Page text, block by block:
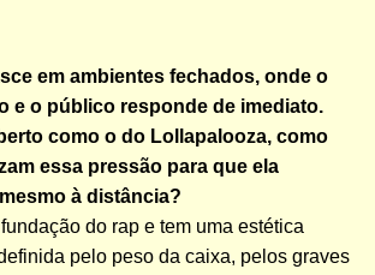
em ambientes fechados, onde o
e o público responde de imediato.
como o do Lollapalooza, como
essa pressão para que ela
à distância?
do rap e tem uma estética
pelo peso da caixa, pelos graves